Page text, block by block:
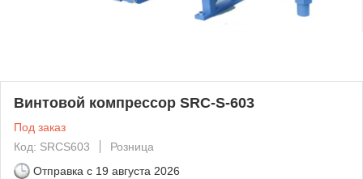
Винтовой компрессор SRC-S-603
Под заказ
Код: SRCS603
Розница
Отправка с 19 августа 2026